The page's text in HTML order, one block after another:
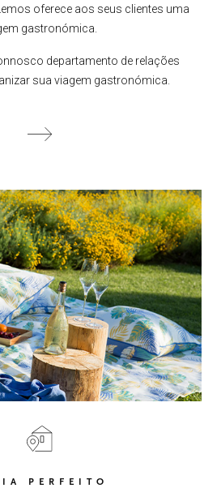
oferece aos seus clientes uma
gastronómica.
departamento de relações
sua viagem gastronómica.
PERFEITO